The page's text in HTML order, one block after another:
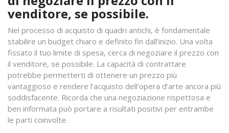
venditore, se possibile.
Nel processo di acquisto di quadri antichi, è fondamentale
stabilire un budget chiaro e definito fin dall’inizio. Una volta
fissato il tuo limite di spesa, cerca di negoziare il prezzo con
il venditore, se possibile. La capacità di contrattare
potrebbe permetterti di ottenere un prezzo più
vantaggioso e rendere l’acquisto dell’opera d’arte ancora più
soddisfacente. Ricorda che una negoziazione rispettosa e
ben informata può portare a risultati positivi per entrambe
le parti coinvolte.